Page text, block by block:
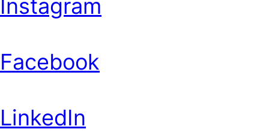
Instagram
Facebook
LinkedIn